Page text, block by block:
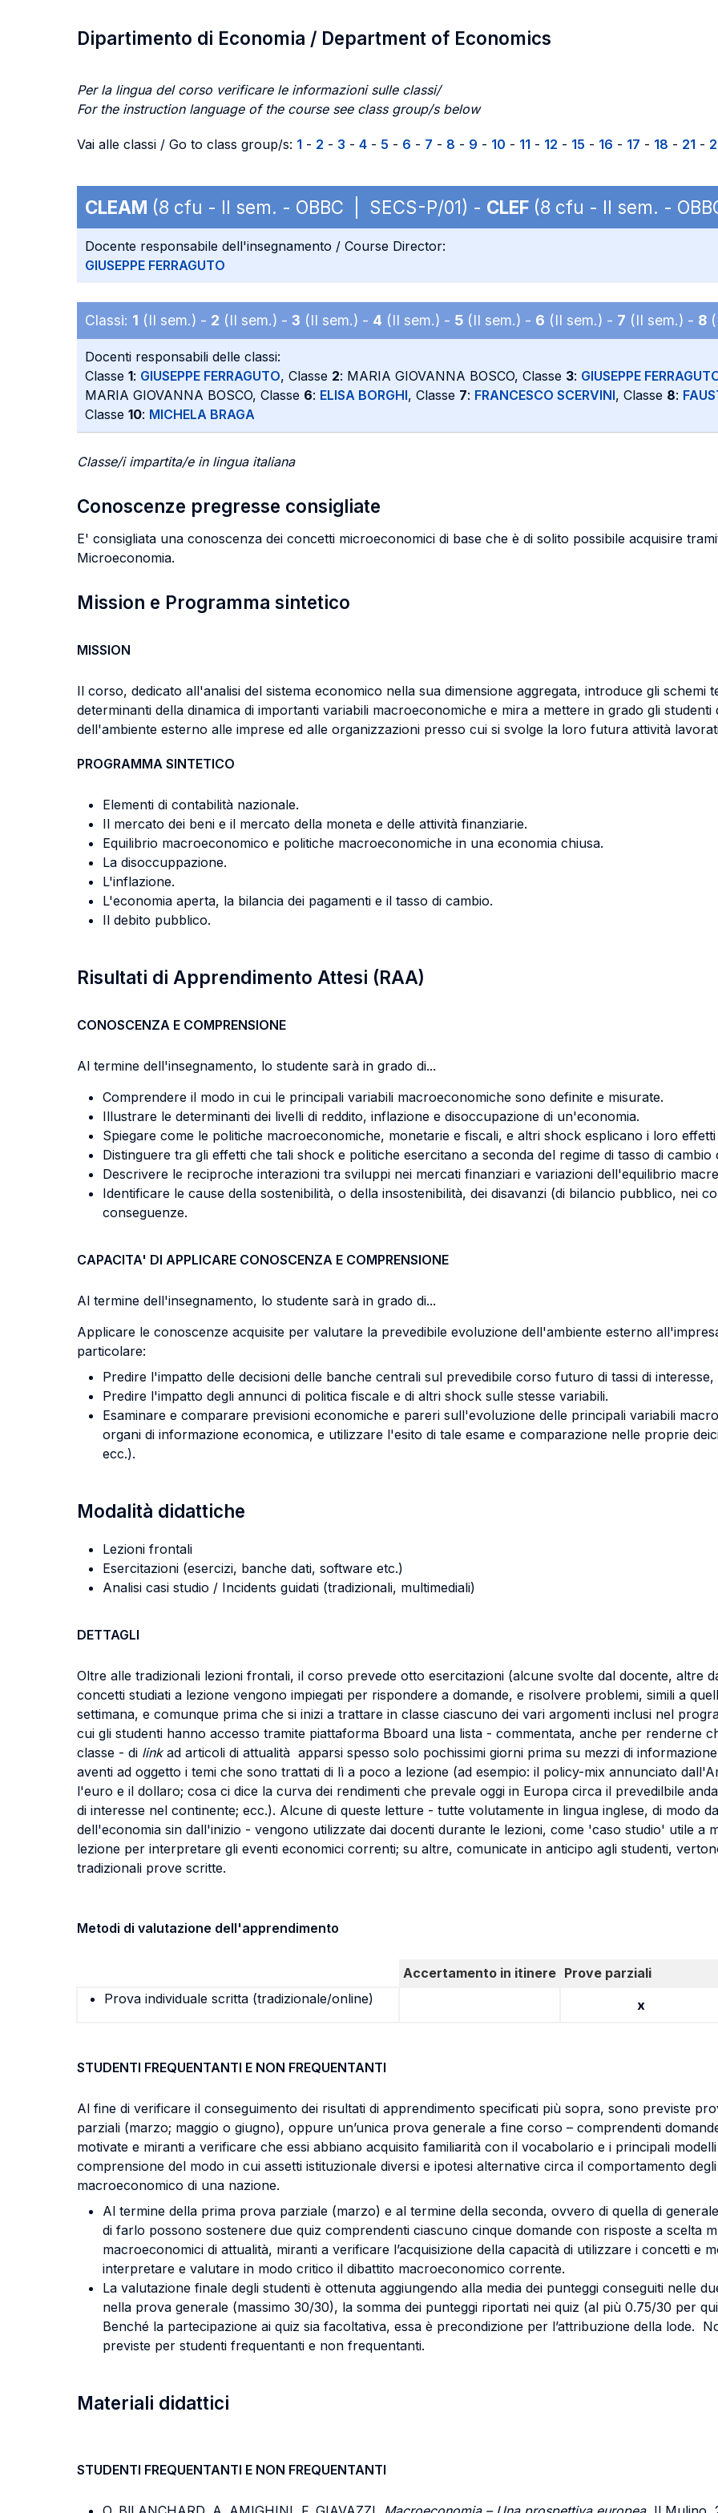
Dipartimento di Economia / Department of Economics
Per la lingua del corso verificare le informazioni sulle classi/
For the instruction language of the course see class group/s below
Vai alle classi / Go to class group/s: 1 - 2 - 3 - 4 - 5 - 6 - 7 - 8 - 9 - 10 - 11 - 12 - 15 - 16 - 17 - 18 - 21 -
CLEAM (8 cfu - II sem. - OBBC | SECS-P/01) - CLEF (8 cfu - II sem. -
Docente responsabile dell'insegnamento / Course Director:
GIUSEPPE FERRAGUTO
Classi: 1 (II sem.) - 2 (II sem.) - 3 (II sem.) - 4 (II sem.) - 5 (II sem.) - 6 (II sem.) - 7 (II sem.) - 8
Docenti responsabili delle classi:
Classe 1: GIUSEPPE FERRAGUTO, Classe 2: MARIA GIOVANNA BOSCO, Classe 3: GIUSEPPE
MARIA GIOVANNA BOSCO, Classe 6: ELISA BORGHI, Classe 7: FRANCESCO SCERVINI, Classe 8:
Classe 10: MICHELA BRAGA
Classe/i impartita/e in lingua italiana
Conoscenze pregresse consigliate
E' consigliata una conoscenza dei concetti microeconomici di base che è di solito possibile acquisire
Microeconomia.
Mission e Programma sintetico
MISSION
Il corso, dedicato all'analisi del sistema economico nella sua dimensione aggregata, introduce gli schemi
determinanti della dinamica di importanti variabili macroeconomiche e mira a mettere in grado gli
dell'ambiente esterno alle imprese ed alle organizzazioni presso cui si svolge la loro futura attività
PROGRAMMA SINTETICO
Elementi di contabilità nazionale.
Il mercato dei beni e il mercato della moneta e delle attività finanziarie.
Equilibrio macroeconomico e politiche macroeconomiche in una economia chiusa.
La disoccuppazione.
L'inflazione.
L'economia aperta, la bilancia dei pagamenti e il tasso di cambio.
Il debito pubblico.
Risultati di Apprendimento Attesi (RAA)
CONOSCENZA E COMPRENSIONE
Al termine dell'insegnamento, lo studente sarà in grado di...
Comprendere il modo in cui le principali variabili macroeconomiche sono definite e misurate.
Illustrare le determinanti dei livelli di reddito, inflazione e disoccupazione di un'economia.
Spiegare come le politiche macroeconomiche, monetarie e fiscali, e altri shock esplicano i loro
Distinguere tra gli effetti che tali shock e politiche esercitano a seconda del regime di tasso di
Descrivere le reciproche interazioni tra sviluppi nei mercati finanziari e variazioni dell'equilibrio
Identificare le cause della sostenibilità, o della insostenibilità, dei disavanzi (di bilancio pubblico, nei
conseguenze.
CAPACITA' DI APPLICARE CONOSCENZA E COMPRENSIONE
Al termine dell'insegnamento, lo studente sarà in grado di...
Applicare le conoscenze acquisite per valutare la prevedibile evoluzione dell'ambiente esterno
particolare:
Predire l'impatto delle decisioni delle banche centrali sul prevedibile corso futuro di tassi di
Predire l'impatto degli annunci di politica fiscale e di altri shock sulle stesse variabili.
Esaminare e comparare previsioni economiche e pareri sull'evoluzione delle principali variabili
organi di informazione economica, e utilizzare l'esito di tale esame e comparazione nelle proprie
ecc.).
Modalità didattiche
Lezioni frontali
Esercitazioni (esercizi, banche dati, software etc.)
Analisi casi studio / Incidents guidati (tradizionali, multimediali)
DETTAGLI
Oltre alle tradizionali lezioni frontali, il corso prevede otto esercitazioni (alcune svolte dal docente, altre
concetti studiati a lezione vengono impiegati per rispondere a domande, e risolvere problemi, simili a
settimana, e comunque prima che si inizi a trattare in classe ciascuno dei vari argomenti inclusi nel
cui gli studenti hanno accesso tramite piattaforma Bboard una lista - commentata, anche per renderne
classe - di linkad articoli di attualità apparsi spesso solo pochissimi giorni prima su mezzi di
aventi ad oggetto i temi che sono trattati di lì a poco a lezione (ad esempio: il policy-mix annunciato
l'euro e il dollaro; cosa ci dice la curva dei rendimenti che prevale oggi in Europa circa il prevedilbile
di interesse nel continente; ecc.). Alcune di queste letture - tutte volutamente in lingua inglese, di modo
dell'economia sin dall'inizio - vengono utilizzate dai docenti durante le lezioni, come 'caso studio' utile a
lezione per interpretare gli eventi economici correnti; su altre, comunicate in anticipo agli studenti,
tradizionali prove scritte.
Metodi di valutazione dell'apprendimento
Accertamento in itinere Prove parziali
Prova individuale scritta (tradizionale/online)
x
STUDENTI FREQUENTANTI E NON FREQUENTANTI
Al fine di verificare il conseguimento dei risultati di apprendimento specificati più sopra, sono previste
parziali (marzo; maggio o giugno), oppure un’unica prova generale a fine corso – comprendenti
motivate e miranti a verificare che essi abbiano acquisito familiarità con il vocabolario e i principali
comprensione del modo in cui assetti istituzionale diversi e ipotesi alternative circa il comportamento
macroeconomico di una nazione.
Al termine della prima prova parziale (marzo) e al termine della seconda, ovvero di quella di
di farlo possono sostenere due quiz comprendenti ciascuno cinque domande con risposte a scelta
macroeconomici di attualità, miranti a verificare l’acquisizione della capacità di utilizzare i concetti e
interpretare e valutare in modo critico il dibattito macroeconomico corrente.
La valutazione finale degli studenti è ottenuta aggiungendo alla media dei punteggi conseguiti nelle
nella prova generale (massimo 30/30), la somma dei punteggi riportati nei quiz (al più 0.75/30 per
Benché la partecipazione ai quiz sia facoltativa, essa è precondizione per l’attribuzione della lode.
previste per studenti frequentanti e non frequentanti.
Materiali didattici
STUDENTI FREQUENTANTI E NON FREQUENTANTI